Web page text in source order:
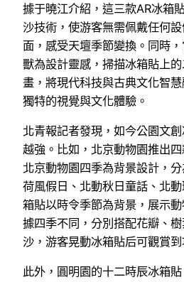
據于曉江介紹，這三款AR冰箱
沙技術，使游客無需佩戴任何
面，感受天壇季節變換。同時
獸為設計靈感，掃描冰箱貼上
畫，將現代科技與古典文化智
獨特的視覺與文化體驗。
北青報記者發現，如今公園文
越強。比如，北京動物園推出
北京動物園四季為背景設計，
荷風假日、北動秋日童話、北
箱貼以時令季節為背景，展示
據四季不同，分別搭配花瓣、
沙，游客晃動冰箱貼后可觀賞
此外，圓明園的十二時辰冰箱